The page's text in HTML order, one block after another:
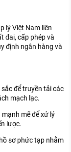
lý Việt Nam liên
đai, cấp phép và
định ngân hàng và
để truyền tải các
mạch lạc.
mẽ để xử lý
lược.
sơ phức tạp nhằm